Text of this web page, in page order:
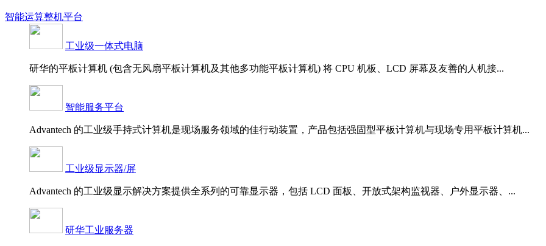
智能运算整机平台
工业级一体式电脑
研华的平板计算机 (包含无风扇平板计算机及其他多功能平板计算机) 将 CPU 机板、LCD 屏幕及友善的人机接...
智能服务平台
Advantech 的工业级手持式计算机是现场服务领域的佳行动装置，产品包括强固型平板计算机与现场专用平板计算机...
工业级显示器/屏
Advantech 的工业级显示解决方案提供全系列的可靠显示器，包括 LCD 面板、开放式架构监视器、户外显示器、...
研华工业服务器